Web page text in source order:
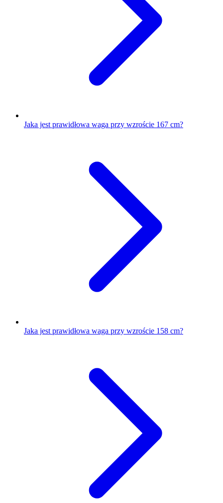
Jaka jest prawidłowa waga przy wzroście 167 cm?
Jaka jest prawidłowa waga przy wzroście 158 cm?